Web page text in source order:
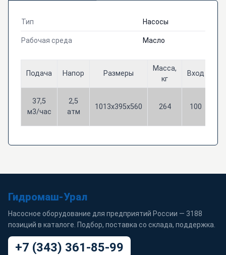
Тип Насосы
Рабочая среда Масло
Подача Напор Размеры
Масса,
кг
Вход
37,5
м3/час
2,5
атм
1013х395х560 264 100
Гидромаш-Урал
Насосное оборудование для предприятий России — 3188
позиций в каталоге. Подбор, поставка со склада, поддержка.
+7 (343) 361-85-99